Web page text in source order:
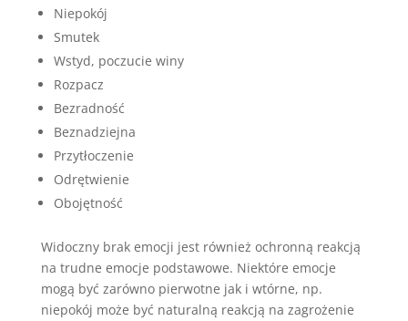
Niepokój
Smutek
Wstyd, poczucie winy
Rozpacz
Bezradność
Beznadziejna
Przytłoczenie
Odrętwienie
Obojętność
Widoczny brak emocji jest również ochronną reakcją
na trudne emocje podstawowe. Niektóre emocje
mogą być zarówno pierwotne jak i wtórne, np.
niepokój może być naturalną reakcją na zagrożenie